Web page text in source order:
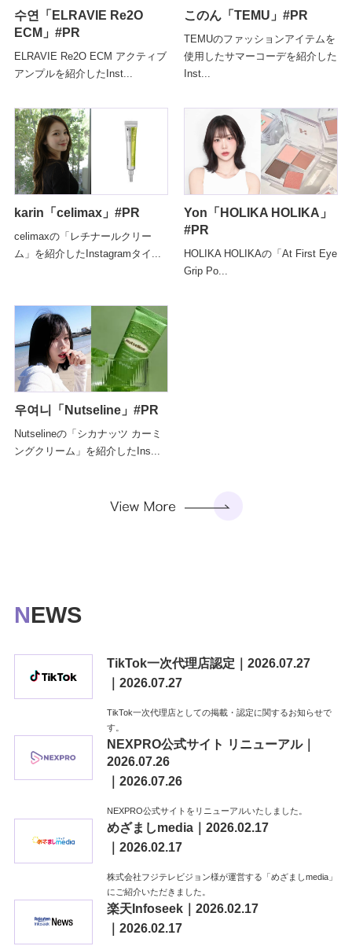
수연「ELRAVIE Re2O
ECM」#PR
ELRAVIE Re2O ECM アクティブ
アンプルを紹介したInst...
このん「TEMU」#PR
TEMUのファッションアイテムを
使用したサマーコーデを紹介した
Inst...
karin「celimax」#PR
celimaxの「レチナールクリー
ム」を紹介したInstagramタイ...
Yon「HOLIKA HOLIKA」
#PR
HOLIKA HOLIKAの「At First Eye
Grip Po...
우여니「Nutseline」#PR
Nutselineの「シカナッツ カーミ
ングクリーム」を紹介したIns...
NEWS
TikTok一次代理店認定｜2026.07.27
｜2026.07.27
TikTok一次代理店としての掲載・認定に関するお知らせで
す。
NEXPRO公式サイト リニューアル｜
2026.07.26
｜2026.07.26
NEXPRO公式サイトをリニューアルいたしました。
めざましmedia｜2026.02.17
｜2026.02.17
株式会社フジテレビジョン様が運営する「めざましmedia」
にご紹介いただきました。
楽天Infoseek｜2026.02.17
｜2026.02.17